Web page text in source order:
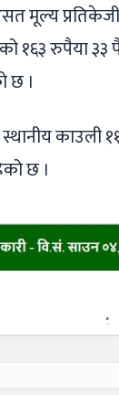
मूल्य
१६३ रुपैया
छ ।
काउली
छ ।